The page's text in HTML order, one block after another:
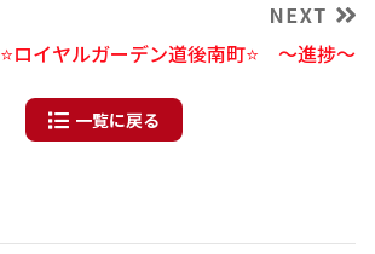
⭐ロイヤルガーデン道後南町⭐ ～進捗～
一覧に戻る